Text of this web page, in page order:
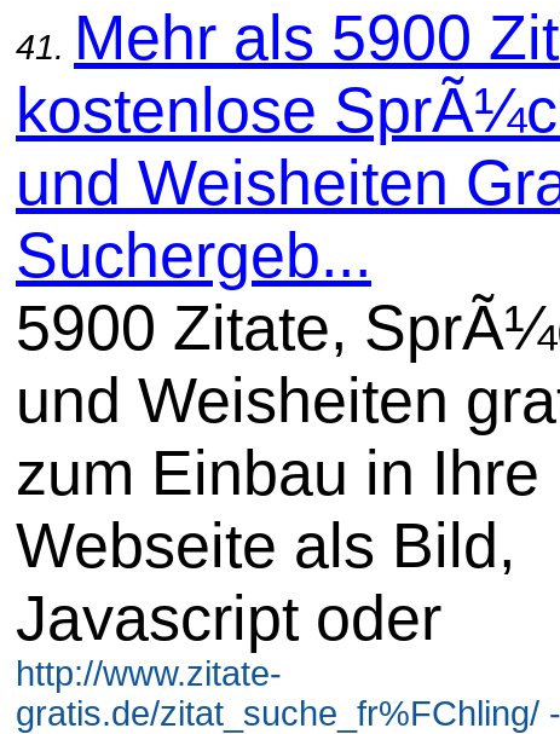
41. Mehr als 5900
kostenlose
und Weisheiten
Suchergeb...
5900 Zitate,
und Weisheiten
zum Einbau in Ihre
Webseite als Bild,
Javascript oder
http://www.zitate-
gratis.de/zitat_suche_fr%FChling/